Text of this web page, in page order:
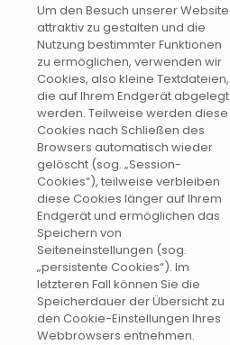
Um den Besuch unserer Website
attraktiv zu gestalten und die
Nutzung bestimmter Funktionen
zu ermöglichen, verwenden wir
Cookies, also kleine Textdateien,
die auf Ihrem Endgerät abgelegt
werden. Teilweise werden diese
Cookies nach Schließen des
Browsers automatisch wieder
gelöscht (sog. „Session-
Cookies“), teilweise verbleiben
diese Cookies länger auf Ihrem
Endgerät und ermöglichen das
Speichern von
Seiteneinstellungen (sog.
„persistente Cookies“). Im
letzteren Fall können Sie die
Speicherdauer der Übersicht zu
den Cookie-Einstellungen Ihres
Webbrowsers entnehmen.